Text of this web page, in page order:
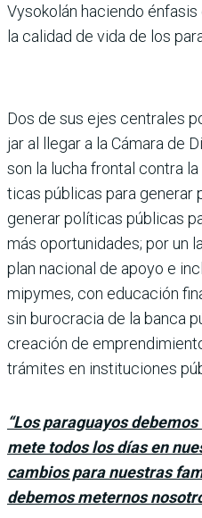
Vysokolán haciendo
la calidad de vida de los
Dos de sus ejes centrales
jar al llegar a la Cámara de
son la lucha frontal contra
ticas públicas para generar
generar políticas públicas
más oportunidades; por un
plan nacional de apoyo e
mipymes, con educa­ción
sin burocracia de la banca
creación de
trá­mites en instituciones
“Los paraguayos
mete todos los días en
cambios para nuestras
debemos meternos